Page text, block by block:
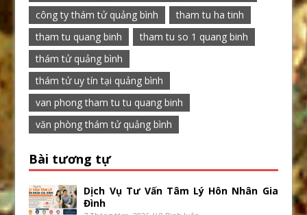
công ty thám tử quảng bình
tham tu ha tinh
tham tu quang binh
tham tu so 1 quang binh
thám tử quảng bình
thám tử uy tín tại quảng bình
van phong tham tu tu quang binh
văn phòng thám tử quảng bình
Bài tương tự
Dịch Vụ Tư Vấn Tâm Lý Hôn Nhân Gia
Đình